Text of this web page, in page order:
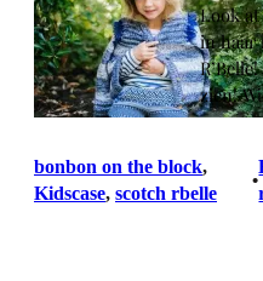
Look
in haar
zien!
bonbon on the block
Kidscase, scotch rbelle
•